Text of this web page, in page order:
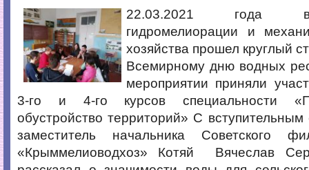
22.03.2021 года
гидромелиорации и
хозяйства прошел круглый
Всемирному дню водных
мероприятии приняли
3-го и 4-го курсов специальности
обустройство территорий» С
заместитель начальника Советского
«Крыммелиоводхоз» Котяй Вячеслав